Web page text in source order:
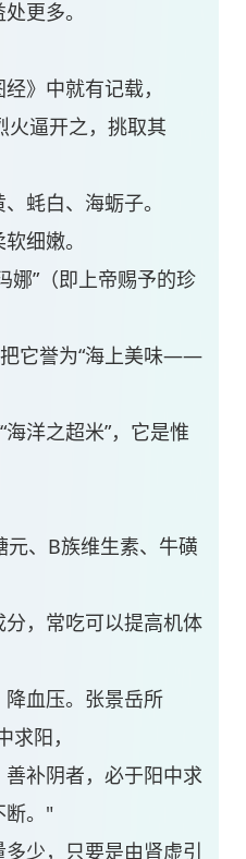
更多。
》中就有记载，
火逼开之，挑取其
蚝白、海蛎子。
细嫩。
娜”（即上帝赐予的珍
把它誉为“海上美味——
海洋之超米”，它是惟
、B族维生素、牛磺
，常吃可以提高机体
血压。张景岳所
阳，
补阴者，必于阳中求
断。"
少，只要是由肾虚引